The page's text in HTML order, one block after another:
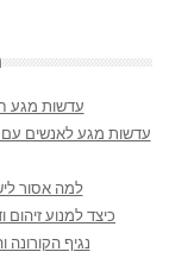
עדשות מגע
עדשות מגע לאנשים
למה אסור
כיצד למנוע
נגיף